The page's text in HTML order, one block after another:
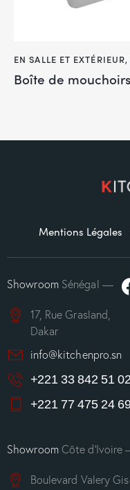
EN SALLE ET EXTÉRIEUR,
Boîte de
Mentions Légales
ShowroomSénégal —
17, Rue Grasland,
Dakar
info@kitchenpro.sn
+221 33 842 51 02
+221 77 475 24
ShowroomCôte d’Ivoire
Boulevard Valery